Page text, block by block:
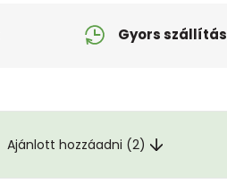
Gyors szállítás
Ajánlott hozzáadni (2)